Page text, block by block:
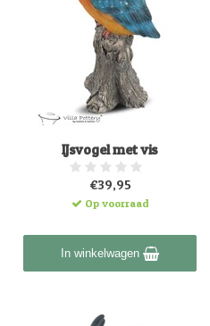
IJsvogel met vis
€39,95
Op voorraad
In winkelwagen